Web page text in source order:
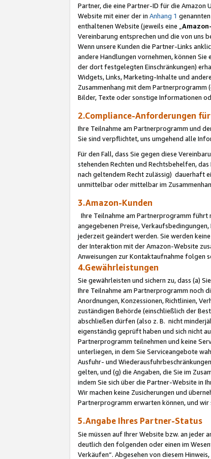
Partner, die eine Partner-ID für die Amazon
Website mit einer der in Anhang 1
enthaltenen Website (jeweils eine „
Vereinbarung entsprechen und die von uns
Wenn unsere Kunden die Partner-Links
andere Handlungen vornehmen, können
der dort festgelegten Einschränkungen)
Widgets, Links, Marketing-Inhalte und
Zusammenhang mit dem Partnerprogramm
Bilder, Texte oder sonstige Informationen
2.Compliance-Anforderungen
Ihre Teilnahme am Partnerprogramm und
Sie sind verpflichtet, uns umgehend alle
Für den Fall, dass Sie gegen diese
stehenden Rechten und Rechtsbehelfen,
nach geltendem Recht zulässig) dauerhaft
unmittelbar oder mittelbar im
3.Amazon-Kunden
Ihre Teilnahme am Partnerprogramm führt
angegebenen Preise,
jederzeit geändert werden. Sie werden
der Interaktion mit der Amazon-Website
Anweisungen zur Kontaktaufnahme folgen
4.Gewährleistungen
Sie gewährleisten und sichern zu, dass (a)
Ihre Teilnahme am Partnerprogramm noch
Anordnungen, Konzessionen, Richtlinien,
zuständigen Behörde (einschließlich der
abschließen dürfen (also z. B. nicht
eigenständig geprüft haben und sich nicht
Partnerprogramm teilnehmen und keine
unterliegen, in dem Sie Serviceangebote
Ausfuhr- und
gelten, und (g) die Angaben, die Sie im
indem Sie sich über die Partner-Website in
Wir machen keine Zusicherungen und
Partnerprogramm erwarten können, und
5.Angabe Ihres Partner-Status
Sie müssen auf Ihrer Website bzw. an
deutlich den folgenden oder einen im
Verkäufen“. Abgesehen von diesem